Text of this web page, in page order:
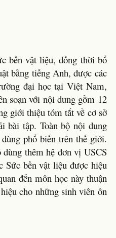
bền vật liệu, đồng thời bổ
bằng tiếng Anh, được các
đại học tại Việt Nam,
soạn với nội dung gồm 12
giới thiệu tóm tắt về cơ sở
bài tập. Toàn bộ nội dung
phổ biến trên thế giới.
thêm hệ đơn vị USCS
bền vật liệu được hiệu
đến môn học này thuận
cho những sinh viên ôn